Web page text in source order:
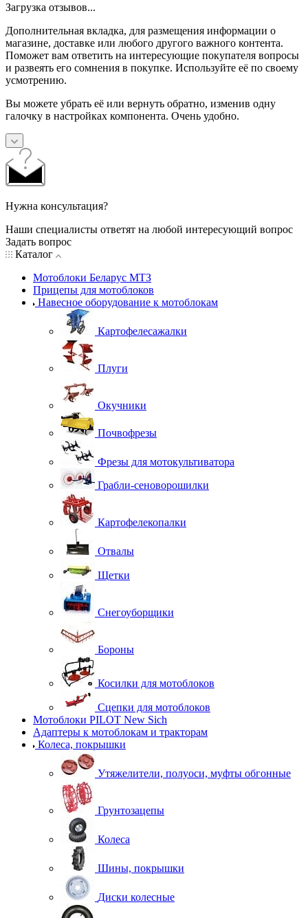
Загрузка отзывов...
Дополнительная вкладка, для размещения информации о
магазине, доставке или любого другого важного контента.
Поможет вам ответить на интересующие покупателя вопросы
и развеять его сомнения в покупке. Используйте её по своему
усмотрению.
Вы можете убрать её или вернуть обратно, изменив одну
галочку в настройках компонента. Очень удобно.
Нужна консультация?
Наши специалисты ответят на любой интересующий вопрос
Задать вопрос
Каталог
Мотоблоки Беларус МТЗ
Прицепы для мотоблоков
Навесное оборудование к мотоблокам
Картофелесажалки
Плуги
Окучники
Почвофрезы
Фрезы для мотокультиватора
Грабли-сеноворошилки
Картофелекопалки
Отвалы
Щетки
Снегоуборщики
Бороны
Косилки для мотоблоков
Сцепки для мотоблоков
Мотоблоки PILOT New Sich
Адаптеры к мотоблокам и тракторам
Колеса, покрышки
Утяжелители, полуоси, муфты обгонные
Грунтозацепы
Колеса
Шины, покрышки
Диски колесные